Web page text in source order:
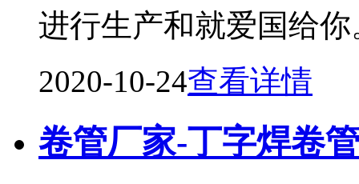
进行生产和就爱国给
2020-10-24查看详情
卷管厂家-丁字焊卷